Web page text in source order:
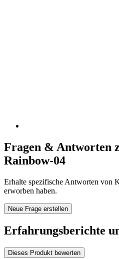
Fragen & Antworten
Rainbow-04
Erhalte spezifische Antworten von
erworben haben.
Neue Frage erstellen
Erfahrungsberichte
Dieses Produkt bewerten